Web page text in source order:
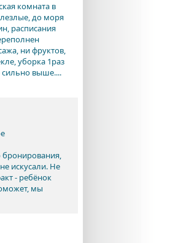
комната в
до моря
расписания
ни фруктов,
уборка 1раз
сильно выше....
бронирования,
искусали. Не
- ребёнок
мы